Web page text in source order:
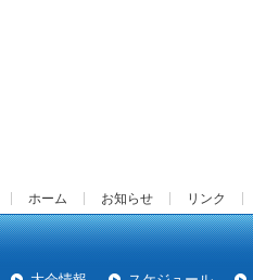
ホーム お知らせ リンク